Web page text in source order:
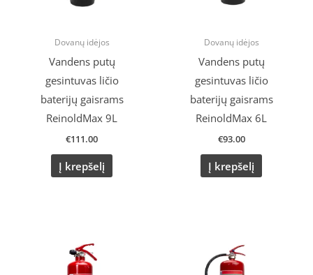
Dovanų idėjos
Vandens putų
gesintuvas ličio
baterijų gaisrams
ReinoldMax 9L
€111.00
Į krepšelį
Dovanų idėjos
Vandens putų
gesintuvas ličio
baterijų gaisrams
ReinoldMax 6L
€93.00
Į krepšelį
was:
€53.90.